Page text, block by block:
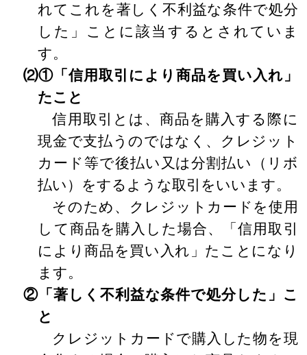
れてこれを著しく不利益な条件で処分
した」ことに該当するとされていま
す。
⑵①「信用取引により商品を買い入れ」
たこと
信用取引とは、商品を購入する際に
現金で支払うのではなく、クレジット
カード等で後払い又は分割払い（リボ
払い）をするような取引をいいます。
そのため、クレジットカードを使用
して商品を購入した場合、「信用取引
により商品を買い入れ」たことになり
ます。
②「著しく不利益な条件で処分した」こ
と
クレジットカードで購入した物を現